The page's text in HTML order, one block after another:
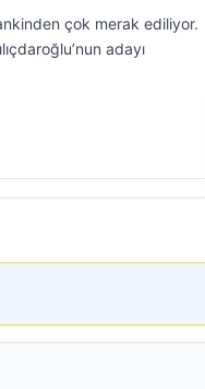
çok merak ediliyor.
adayı